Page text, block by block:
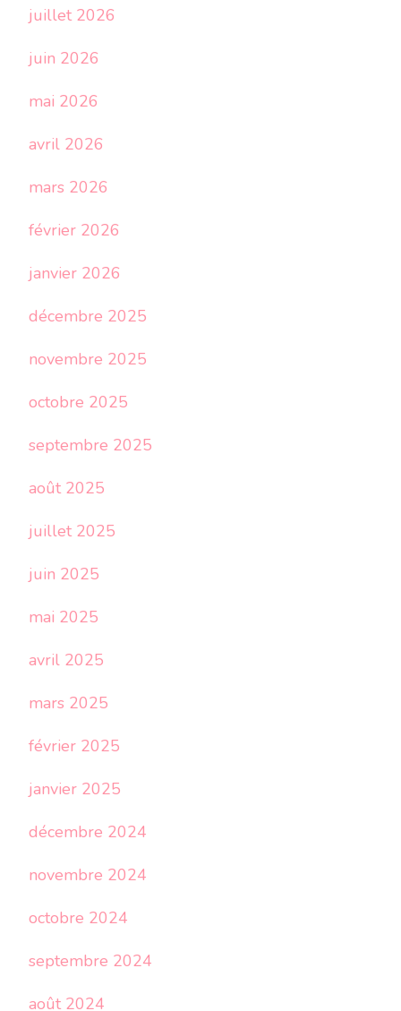
juillet 2026
juin 2026
mai 2026
avril 2026
mars 2026
février 2026
janvier 2026
décembre 2025
novembre 2025
octobre 2025
septembre 2025
août 2025
juillet 2025
juin 2025
mai 2025
avril 2025
mars 2025
février 2025
janvier 2025
décembre 2024
novembre 2024
octobre 2024
septembre 2024
août 2024